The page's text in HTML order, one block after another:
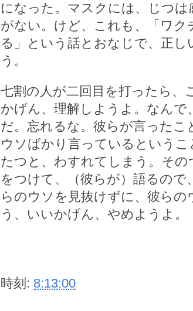
になった。マスクには、じつ
がない。けど、これも、「ワク
る」という話とおなじで、正し
う。
七割の人が二回目を打ったら、
かげん、理解しようよ。なん
だ。忘れるな。彼らが言った
ウソばかり言っているという
たつと、わすれてしまう。そ
をつけて、（彼らが）語るので
らのウソを見抜けずに、彼ら
う、いいかげん、やめようよ。
時刻: 8:13:00